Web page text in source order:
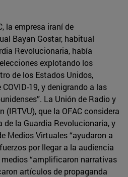
la empresa iraní de
Bayan Gostar, habitual
Revolucionaria, había
explotando los
de los Estados Unidos,
19, y denigrando a las
La Unión de Radio y
(IRTVU), que la OFAC considera
de la Guardia Revolucionaria, y
Medios Virtuales “ayudaron a
por llegar a la audiencia
“amplificaron narrativas
artículos de propaganda